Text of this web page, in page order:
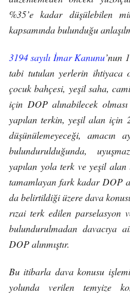
%35’e kadar düşülebilen
kapsamında bulunduğu
3194 sayılı İmar Kanunu’nun
tabi tutulan yerlerin ihtiyaca
çocuk bahçesi, yeşil saha,
için DOP alınabilecek
yapılan terkin, yeşil alan için
düşünülemeyeceği, amacın
bulundurulduğunda,
yapılan yola terk ve yeşil alan
tamamlayan fark kadar DOP
da belirtildiği üzere dava
rızai terk edilen parselasyon
bulundurulmadan davacıya
DOP alınmıştır.
Bu itibarla dava konusu
yolunda verilen temyize